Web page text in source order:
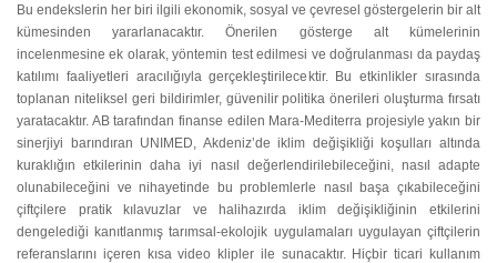
Bu endekslerin her biri ilgili ekonomik, sosyal ve çevresel göstergelerin bir alt
kümesinden yararlanacaktır. Önerilen gösterge alt kümelerinin
incelenmesine ek olarak, yöntemin test edilmesi ve doğrulanması da paydaş
katılımı faaliyetleri aracılığıyla gerçekleştirilecektir. Bu etkinlikler sırasında
toplanan niteliksel geri bildirimler, güvenilir politika önerileri oluşturma fırsatı
yaratacaktır. AB tarafından finanse edilen Mara-Mediterra projesiyle yakın bir
sinerjiyi barındıran UNIMED, Akdeniz’de iklim değişikliği koşulları altında
kuraklığın etkilerinin daha iyi nasıl değerlendirilebileceğini, nasıl adapte
olunabileceğini ve nihayetinde bu problemlerle nasıl başa çıkabileceğini
çiftçilere pratik kılavuzlar ve halihazırda iklim değişikliğinin etkilerini
dengelediği kanıtlanmış tarımsal-ekolojik uygulamaları uygulayan çiftçilerin
referanslarını içeren kısa video klipler ile sunacaktır. Hiçbir ticari kullanım